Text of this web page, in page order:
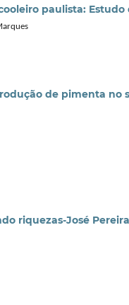
paulista: Estudo
de pimenta no
riquezas-José